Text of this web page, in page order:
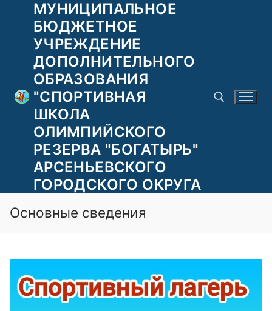
Перейти
содержимому
МУНИЦИПАЛЬНОЕ
БЮДЖЕТНОЕ
УЧРЕЖДЕНИЕ
ДОПОЛНИТЕЛЬНОГО
ОБРАЗОВАНИЯ
"СПОРТИВНАЯ
ШКОЛА
ОЛИМПИЙСКОГО
РЕЗЕРВА "БОГАТЫРЬ"
АРСЕНЬЕВСКОГО
ГОРОДСКОГО ОКРУГА
Найти:
Основные сведения